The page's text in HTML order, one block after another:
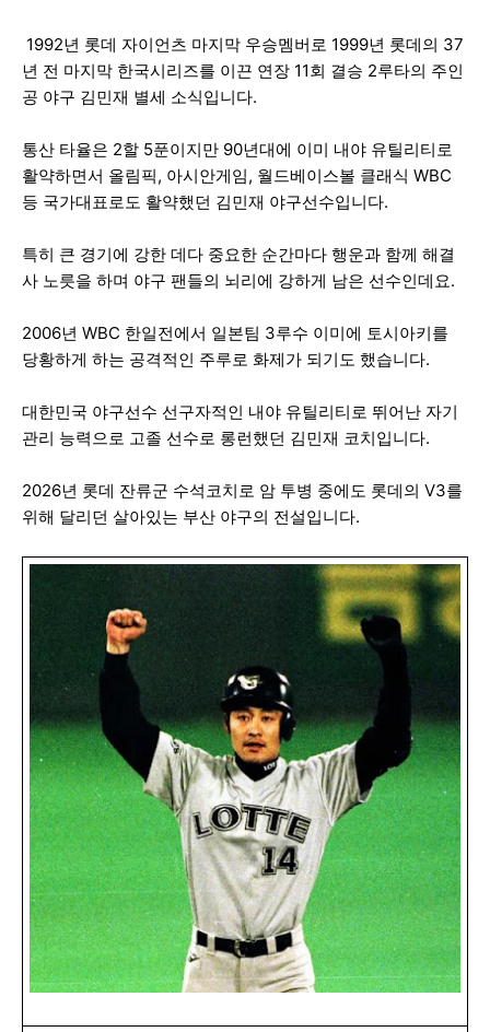
1992년 롯데 자이언츠 마지막 우승멤버로 1999년 롯데의 37
년 전 마지막 한국시리즈를 이끈 연장 11회 결승 2루타의 주인
공 야구 김민재 별세 소식입니다.
통산 타율은 2할 5푼이지만 90년대에 이미 내야 유틸리티로
활약하면서 올림픽, 아시안게임, 월드베이스볼 클래식 WBC
등 국가대표로도 활약했던 김민재 야구선수입니다.
특히 큰 경기에 강한 데다 중요한 순간마다 행운과 함께 해결
사 노릇을 하며 야구 팬들의 뇌리에 강하게 남은 선수인데요.
2006년 WBC 한일전에서 일본팀 3루수 이미에 토시아키를
당황하게 하는 공격적인 주루로 화제가 되기도 했습니다.
대한민국 야구선수 선구자적인 내야 유틸리티로 뛰어난 자기
관리 능력으로 고졸 선수로 롱런했던 김민재 코치입니다.
2026년 롯데 잔류군 수석코치로 암 투병 중에도 롯데의 V3를
위해 달리던 살아있는 부산 야구의 전설입니다.